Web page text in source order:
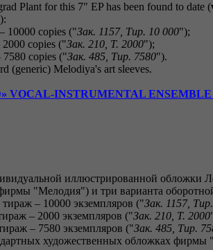
Plant for this 7" EP has been found to date (
10000 copies ("Зак. 1157, Тир. 10 000");
copies ("Зак. 210, Т. 2000");
7580 copies ("Зак. 485, Тир. 7580").
(generic) Melodiya's art sleeves.
VOCAL-INSTRUMENTAL
иллюстрированной обложки
"Мелодия") и три варианта
– 10000 экземпляров ("Зак. 1157,
– 2000 экземпляров ("Зак. 210, Т. 2000
– 7580 экземпляров ("Зак. 485, Тир.
художественных обложках